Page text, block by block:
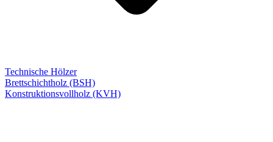
Technische Hölzer
Brettschichtholz (BSH)
Konstruktionsvollholz (KVH)